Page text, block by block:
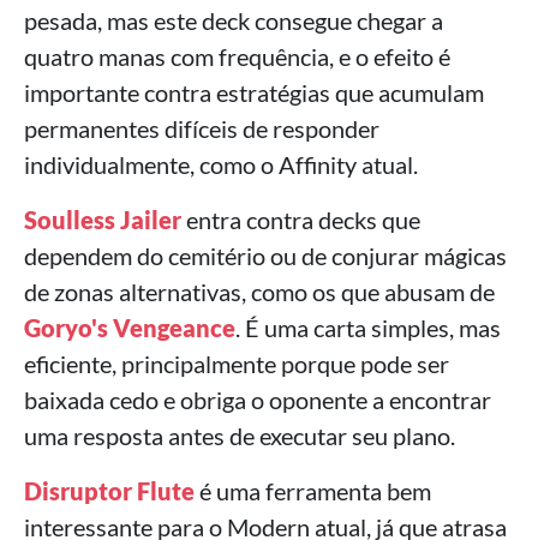
pesada, mas este deck consegue chegar a
quatro manas com frequência, e o efeito é
importante contra estratégias que acumulam
permanentes difíceis de responder
individualmente, como o Affinity atual.
Soulless Jailerentra contra decks que
dependem do cemitério ou de conjurar mágicas
de zonas alternativas, como os que abusam de
Goryo's Vengeance. É uma carta simples, mas
eficiente, principalmente porque pode ser
baixada cedo e obriga o oponente a encontrar
uma resposta antes de executar seu plano.
Disruptor Fluteé uma ferramenta bem
interessante para o Modern atual, já que atrasa